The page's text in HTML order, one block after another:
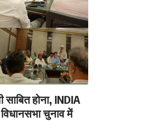
होना, INDIA
चुनाव में